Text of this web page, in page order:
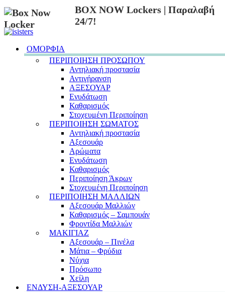
BOX NOW Lockers | Παραλαβή
24/7!
ΟΜΟΡΦΙΑ
ΠΕΡΙΠΟΙΗΣΗ ΠΡΟΣΩΠΟΥ
Αντηλιακή προστασία
Αντιγήρανση
ΑΞΕΣΟΥΑΡ
Ενυδάτωση
Καθαρισμός
Στοχευμένη Περιποίηση
ΠΕΡΙΠΟΙΗΣΗ ΣΩΜΑΤΟΣ
Αντηλιακή προστασία
Αξεσουάρ
Αρώματα
Ενυδάτωση
Καθαρισμός
Περιποίηση Άκρων
Στοχευμένη Περιποίηση
ΠΕΡΙΠΟΙΗΣΗ ΜΑΛΛΙΩΝ
Αξεσουάρ Μαλλιών
Καθαρισμός – Σαμπουάν
Φροντίδα Μαλλιών
ΜΑΚΙΓΙΑΖ
Αξεσουάρ – Πινέλα
Μάτια – Φρύδια
Νύχια
Πρόσωπο
Χείλη
ΕΝΔΥΣΗ-ΑΞΕΣΟΥΑΡ